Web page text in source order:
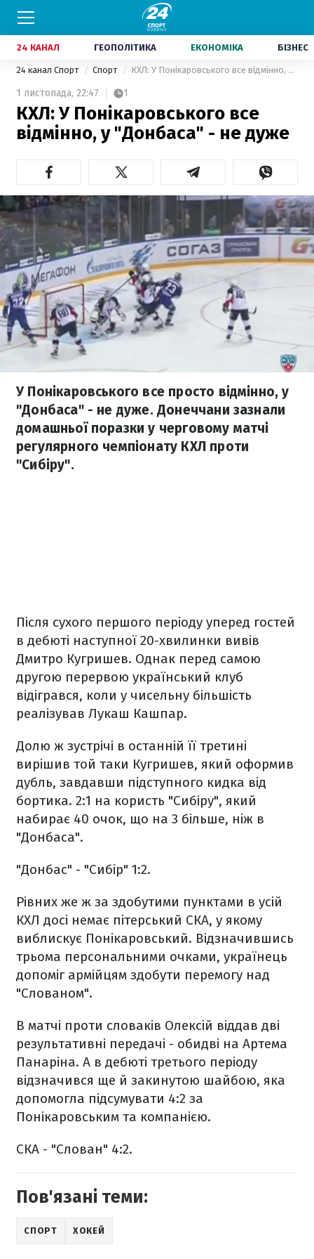
24 КАНАЛ ГЕОПОЛІТИКА ЕКОНОМІКА БІЗНЕС
24 канал Спорт Спорт КХЛ: У Понікаровського все відмінно, у "Донбаса" - не дуже
1 листопада, 22:47 1
КХЛ: У Понікаровського все
відмінно, у "Донбаса" - не дуже
У Понікаровського все просто відмінно, у
"Донбаса" - не дуже. Донеччани зазнали
домашньої поразки у черговому матчі
регулярного чемпіонату КХЛ проти
"Сибіру".
Після сухого першого періоду уперед гостей
в дебюті наступної 20-хвилинки вивів
Дмитро Кугришев. Однак перед самою
другою перервою український клуб
відігрався, коли у чисельну більшість
реалізував Лукаш Кашпар.
Долю ж зустрічі в останній її третині
вирішив той таки Кугришев, який оформив
дубль, завдавши підступного кидка від
бортика. 2:1 на користь "Сибіру", який
набирає 40 очок, що на 3 більше, ніж в
"Донбаса".
"Донбас" - "Сибір" 1:2.
Рівних же ж за здобутими пунктами в усій
КХЛ досі немає пітерський СКА, у якому
виблискує Понікаровський. Відзначившись
трьома персональними очками, українець
допоміг армійцям здобути перемогу над
"Слованом".
В матчі проти словаків Олексій віддав дві
результативні передачі - обидві на Артема
Панаріна. А в дебюті третього періоду
відзначився ще й закинутою шайбою, яка
допомогла підсумувати 4:2 за
Понікаровським та компанією.
СКА - "Слован" 4:2.
Пов'язані теми:
СПОРТ ХОКЕЙ